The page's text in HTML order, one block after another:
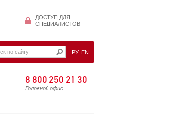
ДОСТУП ДЛЯ
СПЕЦИАЛИСТОВ
РУ EN
8 800 250 21 30
Головной офис